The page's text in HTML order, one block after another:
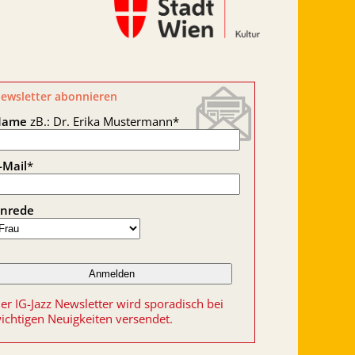
abonnieren
zB.: Dr. Erika Mustermann*
Mail*
IG-Jazz Newsletter wird sporadisch bei
Neuigkeiten versendet.